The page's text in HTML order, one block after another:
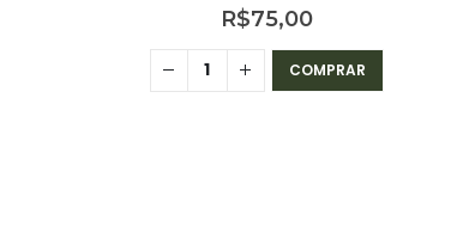
R$75,00
COMPRAR